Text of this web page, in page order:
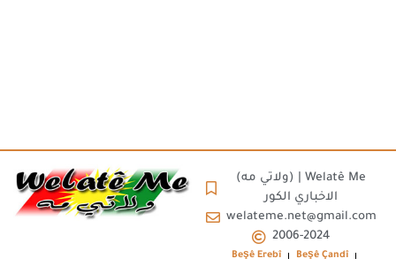
(ولاتي مه) | Welatê Me
الاخباري الكور
welateme.net@gmail.com
2006-2024
Beşê Erebî Beşê Çandî